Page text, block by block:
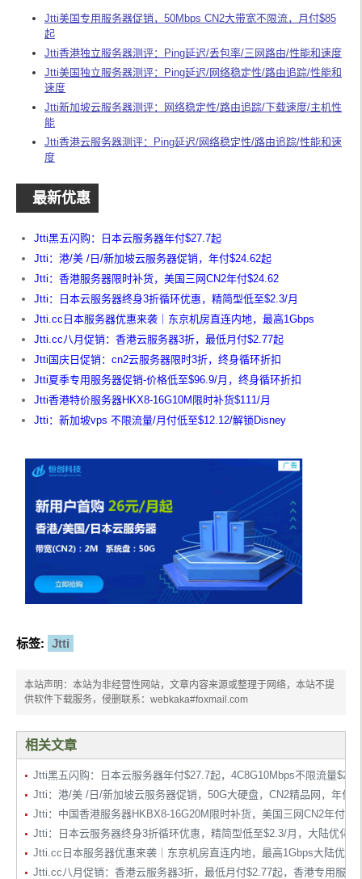
Jtti美国专用服务器促销，50Mbps CN2大带宽不限流，月付$85
起
Jtti香港独立服务器测评：Ping延迟/丢包率/三网路由/性能和速度
Jtti美国独立服务器测评：Ping延迟/网络稳定性/路由追踪/性能和
速度
Jtti新加坡云服务器测评：网络稳定性/路由追踪/下载速度/主机性
能
Jtti香港云服务器测评：Ping延迟/网络稳定性/路由追踪/性能和速
度
最新优惠
Jtti黑五闪购：日本云服务器年付$27.7起
Jtti：港/美 /日/新加坡云服务器促销，年付$24.62起
Jtti：香港服务器限时补货，美国三网CN2年付$24.62
Jtti：日本云服务器终身3折循环优惠，精简型低至$2.3/月
Jtti.cc日本服务器优惠来袭｜东京机房直连内地，最高1Gbps
Jtti.cc八月促销：香港云服务器3折，最低月付$2.77起
Jtti国庆日促销：cn2云服务器限时3折，终身循环折扣
Jtti夏季专用服务器促销-价格低至$96.9/月，终身循环折扣
Jtti香港特价服务器HKX8-16G10M限时补货$111/月
Jtti：新加坡vps 不限流量/月付低至$12.12/解锁Disney
标签: Jtti
本站声明：本站为非经营性网站，文章内容来源或整理于网络，本站不提
供软件下载服务，侵删联系：webkaka#foxmail.com
相关文章
Jtti黑五闪购：日本云服务器年付$27.7起，4C8G10Mbps不限流量
Jtti：港/美 /日/新加坡云服务器促销，50G大硬盘，CN2精品网，年付
Jtti：中国香港服务器HKBX8-16G20M限时补货，美国三网CN2年付
Jtti：日本云服务器终身3折循环优惠，精简型低至$2.3/月，大陆优化
Jtti.cc日本服务器优惠来袭｜东京机房直连内地，最高1Gbps大陆优化
Jtti.cc八月促销：香港云服务器3折，最低月付$2.77起，香港专用服务